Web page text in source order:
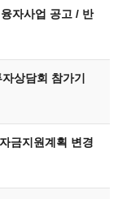
자사업 공고 / 반
상담회 참가기
금지원계획 변경